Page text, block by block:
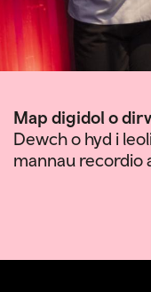
Map digidol o
Dewch o hyd i
mannau recordio